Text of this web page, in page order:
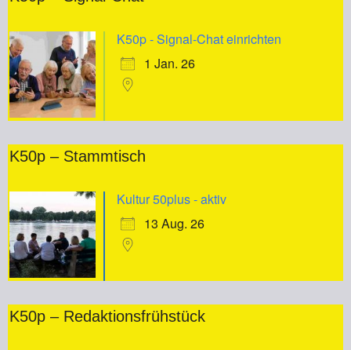
K50p - Signal-Chat einrichten
1 Jan. 26
K50p – Stammtisch
Kultur 50plus - aktiv
13 Aug. 26
K50p – Redaktionsfrühstück